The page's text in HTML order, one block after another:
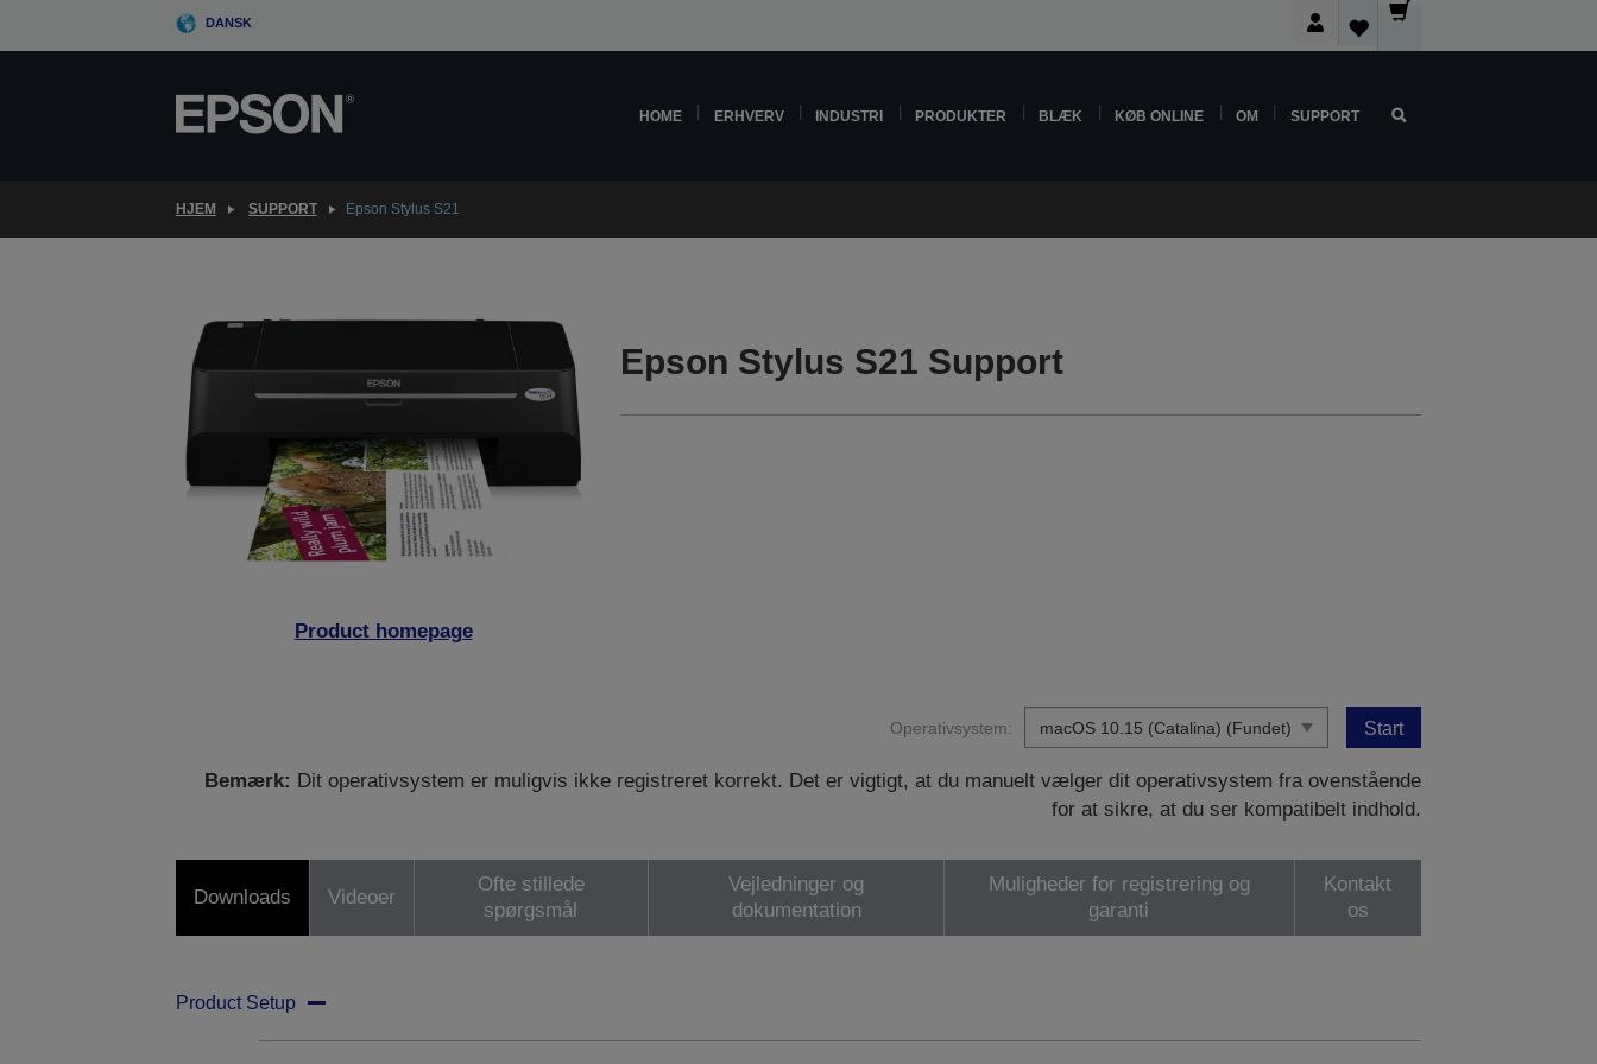
DANSK
HOME ERHVERV INDUSTRI PRODUKTER BLÆK KØB ONLINE OM SUPPORT
HJEM SUPPORT Epson Stylus S21
Product homepage
Epson Stylus S21 Support
Operativsystem: Start
Bemærk: Dit operativsystem er muligvis ikke registreret korrekt. Det er vigtigt, at du manuelt vælger dit operativsystem fra ovenstående
for at sikre, at du ser kompatibelt indhold.
Downloads Videoer
Ofte stillede
spørgsmål
Vejledninger og
dokumentation
Muligheder for registrering og
garanti
Kontakt
os
Product Setup